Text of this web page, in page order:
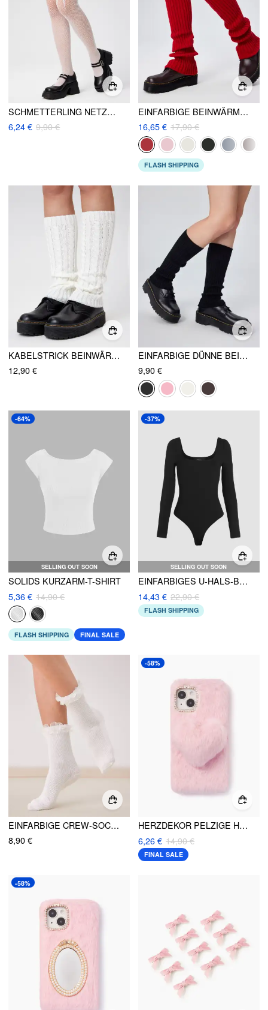
SCHMETTERLING NETZSTRUMPFHOSEN
6,24 € 9,90 €
EINFARBIGE BEINWÄRMER
16,65 € 17,90 €
FLASH SHIPPING
KABELSTRICK BEINWÄRMER
12,90 €
EINFARBIGE DÜNNE BEINWÄRMER
9,90 €
SELLING OUT SOON
-64%
SOLIDS KURZARM-T-SHIRT
5,36 € 14,90 €
FLASH SHIPPING FINAL SALE
SELLING OUT SOON
-37%
EINFARBIGES U-HALS-BODYSUIT
14,43 € 22,90 €
FLASH SHIPPING
EINFARBIGE CREW-SOCKEN MIT SPITZENBESATZ
8,90 €
-58%
HERZDEKOR PELZIGE HANDYHÜLLE
6,26 € 14,90 €
FINAL SALE
-58%